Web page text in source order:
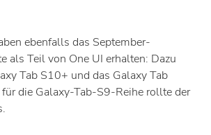
ebenfalls das September-
als Teil von One UI erhalten: Dazu
Tab S10+ und das Galaxy Tab
die Galaxy-Tab-S9-Reihe rollte der